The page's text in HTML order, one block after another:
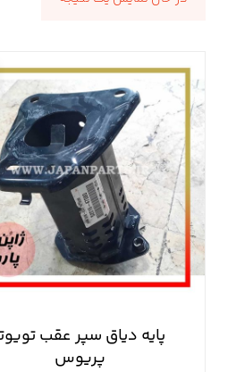
پایه دیاق سپر عقب
پریوس